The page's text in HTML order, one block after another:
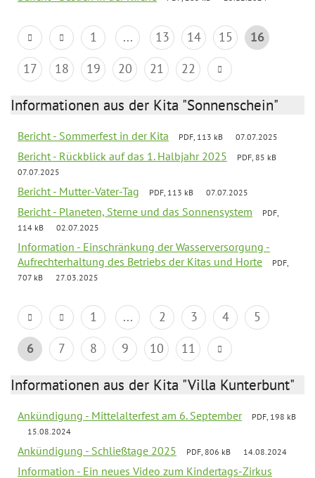
1 ... 13 14 15
16
17
18 19 20 21 22
Informationen aus der Kita "Sonnenschein"
Bericht - Sommerfest in der Kita PDF, 113 kB 07.07.2025
Bericht - Rückblick auf das 1. Halbjahr 2025
PDF, 85 kB
07.07.2025
Bericht - Mutter-Vater-Tag PDF, 113 kB 07.07.2025
Bericht - Planeten, Sterne und das Sonnensystem
PDF,
114 kB
02.07.2025
Information - Einschränkung der Wasserversorgung -
Aufrechterhaltung des Betriebs der Kitas und Horte
PDF,
707 kB
27.03.2025
1 ... 2 3 4
5
6
7 8 9 10 11
Informationen aus der Kita "Villa Kunterbunt"
Ankündigung - Mittelalterfest am 6. September
PDF, 198 kB
15.08.2024
Ankündigung - Schließtage 2025 PDF, 806 kB 14.08.2024
Information - Ein neues Video zum Kindertags-Zirkus